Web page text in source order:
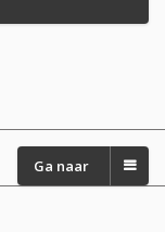
Ga naar